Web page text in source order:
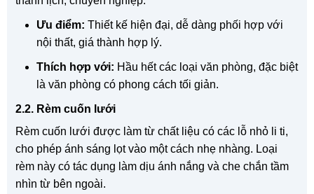
Ưu điểm: Thiết kế hiện đại, dễ dàng phối hợp với
nội thất, giá thành hợp lý.
Thích hợp với: Hầu hết các loại văn phòng, đặc biệt
là văn phòng có phong cách tối giản.
2.2. Rèm cuốn lưới
Rèm cuốn lưới được làm từ chất liệu có các lỗ nhỏ li ti,
cho phép ánh sáng lọt vào một cách nhẹ nhàng. Loại
rèm này có tác dụng làm dịu ánh nắng và che chắn tầm
nhìn từ bên ngoài.